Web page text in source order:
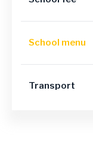
School menu
Transport